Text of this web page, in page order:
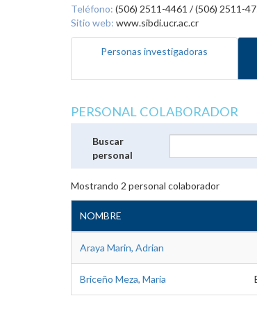
Teléfono: (506) 2511-4461 / (506) 2511-
Sitio web: www.sibdi.ucr.ac.cr
Personas investigadoras
PERSONAL COLABORADOR
Buscar
personal
Mostrando 2 personal colaborador
NOMBRE
Araya Marin, Adrian
Briceño Meza, Maria